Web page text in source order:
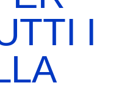
I